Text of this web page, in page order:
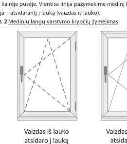
kairėje pusėje. Vientisa linija pažymėkime
– atsidarantį į lauką (vaizdas iš lauko).
2 Medinių langų varstymo krypčių žymėjimas